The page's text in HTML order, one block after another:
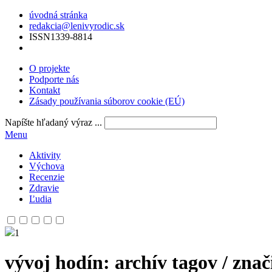
úvodná stránka
redakcia@lenivyrodic.sk
ISSN1339-8814
O projekte
Podporte nás
Kontakt
Zásady používania súborov cookie (EÚ)
Napíšte hľadaný výraz ...
Menu
Aktivity
Výchova
Recenzie
Zdravie
Ľudia
1
vývoj hodín: archív tagov /